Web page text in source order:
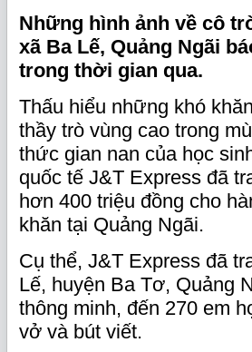
Những hình ảnh về cô
xã Ba Lế, Quảng Ngãi
trong thời gian qua.
Thấu hiểu những khó
thầy trò vùng cao trong
thức gian nan của học
quốc tế J&T Express đã
hơn 400 triệu đồng cho
khăn tại Quảng Ngãi.
Cụ thể, J&T Express đã
Lế, huyện Ba Tơ, Quảng
thông minh, đến 270 em
vở và bút viết.